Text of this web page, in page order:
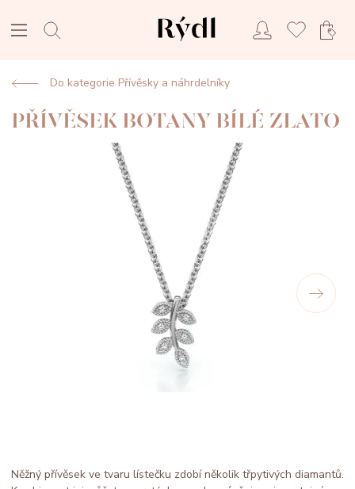
Do kategorie Přívěsky a náhrdelníky
PŘÍVĚSEK BOTANY BÍLÉ ZLATO
Něžný přívěsek ve tvaru lístečku zdobí několik třpytivých diamantů.